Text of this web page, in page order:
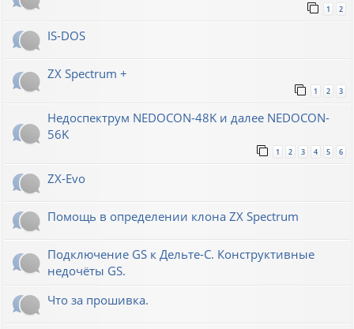
1 2
IS-DOS
ZX Spectrum +
1 2 3
Недоспектрум NEDOCON-48K и далее NEDOCON-
56K
1 2 3 4 5 6
ZX-Evo
Помощь в определении клона ZX Spectrum
Подключение GS к Дельте-С. Конструктивные
недочёты GS.
Что за прошивка.